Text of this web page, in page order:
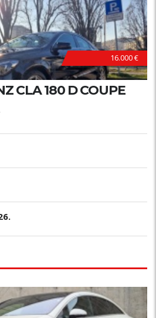
16.000 €
CLA 180 D COUPE